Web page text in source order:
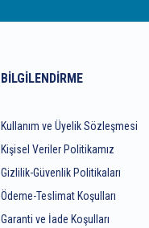
BILGILENDIRME
Kullanım ve Üyelik Sözleşmesi
Kişisel Veriler Politikamız
Gizlilik-Güvenlik Politikaları
Ödeme-Teslimat Koşulları
Garanti ve İade Koşulları